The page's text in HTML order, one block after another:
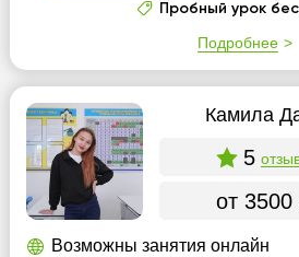
Пробный урок
Подробнее
Камила
5
от 3500
Возможны занятия онлайн